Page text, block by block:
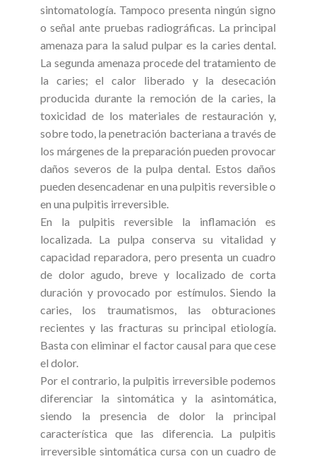
sintomatología. Tampoco presenta ningún signo
o señal ante pruebas radiográficas. La principal
amenaza para la salud pulpar es la caries dental.
La segunda amenaza procede del tratamiento de
la caries; el calor liberado y la desecación
producida durante la remoción de la caries, la
toxicidad de los materiales de restauración y,
sobre todo, la penetración bacteriana a través de
los márgenes de la preparación pueden provocar
daños severos de la pulpa dental. Estos daños
pueden desencadenar en una pulpitis reversible o
en una pulpitis irreversible.
En la pulpitis reversible la inflamación es
localizada. La pulpa conserva su vitalidad y
capacidad reparadora, pero presenta un cuadro
de dolor agudo, breve y localizado de corta
duración y provocado por estímulos. Siendo la
caries, los traumatismos, las obturaciones
recientes y las fracturas su principal etiología.
Basta con eliminar el factor causal para que cese
el dolor.
Por el contrario, la pulpitis irreversible podemos
diferenciar la sintomática y la asintomática,
siendo la presencia de dolor la principal
característica que las diferencia. La pulpitis
irreversible sintomática cursa con un cuadro de